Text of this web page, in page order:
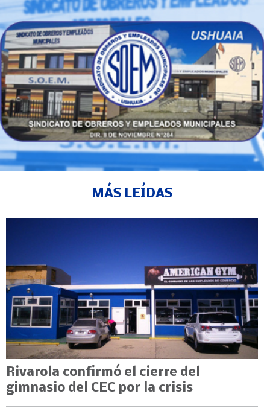
MÁS LEÍDAS
Rivarola confirmó el cierre del
gimnasio del CEC por la crisis